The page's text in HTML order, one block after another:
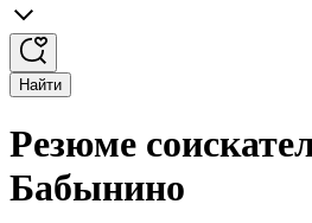
Найти
Резюме
Бабынино